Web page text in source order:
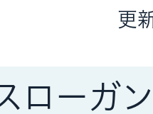
更
ローガン